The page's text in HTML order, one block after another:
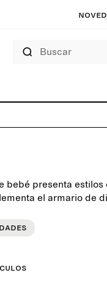
bebé presenta estilos
el armario de